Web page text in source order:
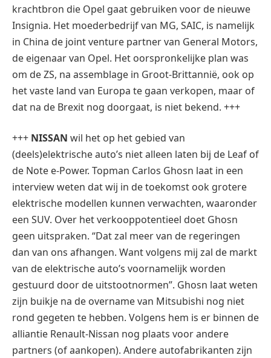
krachtbron die Opel gaat gebruiken voor de nieuwe
Insignia. Het moederbedrijf van MG, SAIC, is namelijk
in China de joint venture partner van General Motors,
de eigenaar van Opel. Het oorspronkelijke plan was
om de ZS, na assemblage in Groot-Brittannië, ook op
het vaste land van Europa te gaan verkopen, maar of
dat na de Brexit nog doorgaat, is niet bekend. +++
+++ NISSAN wil het op het gebied van
(deels)elektrische auto’s niet alleen laten bij de Leaf of
de Note e-Power. Topman Carlos Ghosn laat in een
interview weten dat wij in de toekomst ook grotere
elektrische modellen kunnen verwachten, waaronder
een SUV. Over het verkooppotentieel doet Ghosn
geen uitspraken. “Dat zal meer van de regeringen
dan van ons afhangen. Want volgens mij zal de markt
van de elektrische auto’s voornamelijk worden
gestuurd door de uitstootnormen”. Ghosn laat weten
zijn buikje na de overname van Mitsubishi nog niet
rond gegeten te hebben. Volgens hem is er binnen de
alliantie Renault-Nissan nog plaats voor andere
partners (of aankopen). Andere autofabrikanten zijn